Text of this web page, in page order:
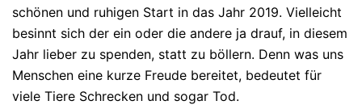
schönen und ruhigen Start in das Jahr 2019. Vielleicht
besinnt sich der ein oder die andere ja drauf, in diesem
Jahr lieber zu spenden, statt zu böllern. Denn was uns
Menschen eine kurze Freude bereitet, bedeutet für
viele Tiere Schrecken und sogar Tod.